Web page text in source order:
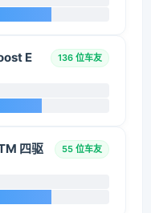
E
136 位车友
四驱
55 位车友